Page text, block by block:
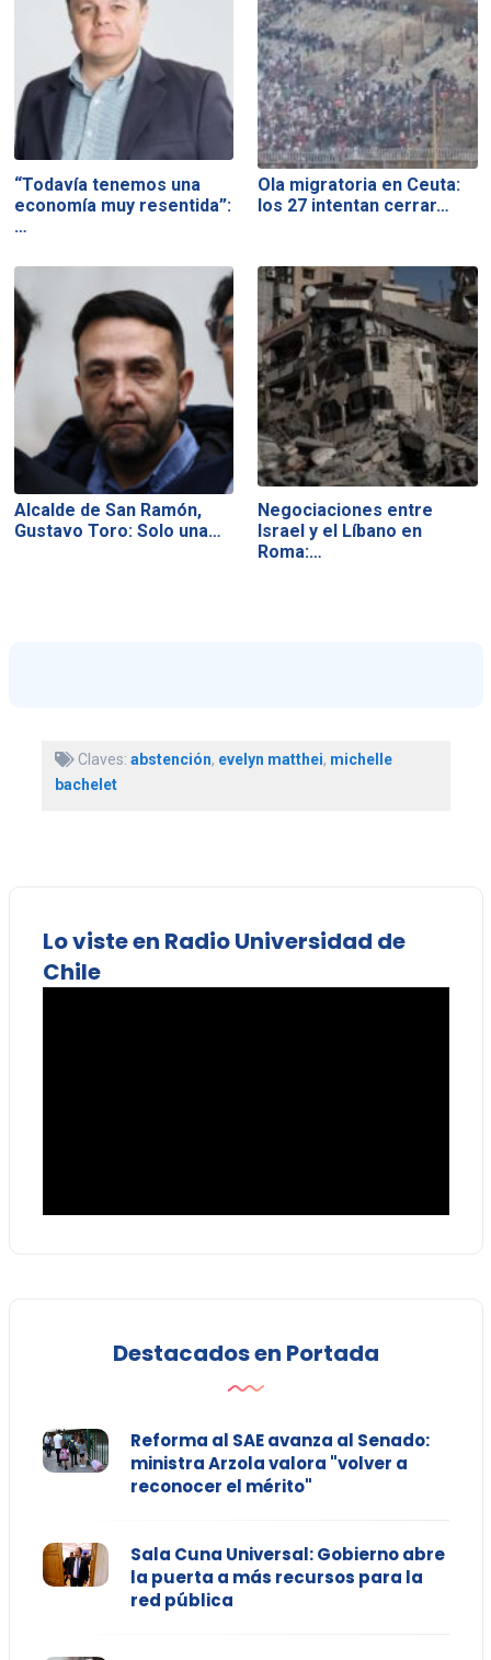
“Todavía tenemos una
economía muy resentida”:
…
Ola migratoria en Ceuta:
los 27 intentan cerrar…
Alcalde de San Ramón,
Gustavo Toro: Solo una…
Negociaciones entre
Israel y el Líbano en
Roma:…
Claves: abstención, evelyn matthei, michelle
bachelet
Lo viste en Radio Universidad de
Chile
Destacados en Portada
Reforma al SAE avanza al Senado:
ministra Arzola valora "volver a
reconocer el mérito"
Sala Cuna Universal: Gobierno abre
la puerta a más recursos para la
red pública